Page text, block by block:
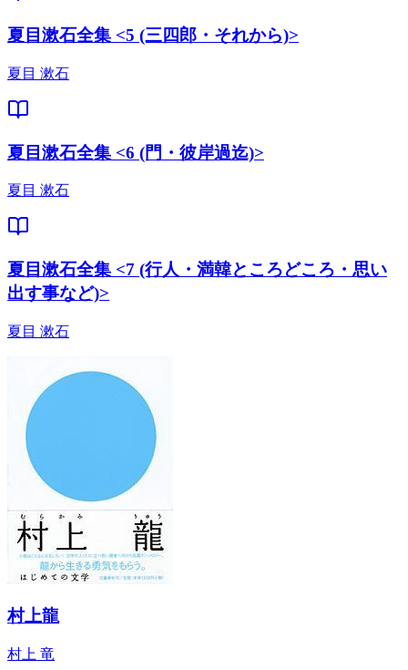
夏目漱石全集 <5 (三四郎・それから)>
夏目 漱石
夏目漱石全集 <6 (門・彼岸過迄)>
夏目 漱石
夏目漱石全集 <7 (行人・満韓ところどころ・思い
出す事など)>
夏目 漱石
村上龍
村上 竜